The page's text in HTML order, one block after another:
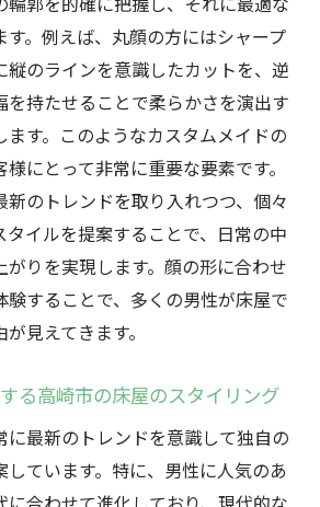
す。例えば、丸顔の方にはシャープ
縦のラインを意識したカットを、逆
を持たせることで柔らかさを演出す
ます。このようなカスタムメイドの
にとって非常に重要な要素です。
のトレンドを取り入れつつ、個々
タイルを提案することで、日常の中
がりを実現します。顔の形に合わせ
験することで、多くの男性が床屋で
見えてきます。
る高崎市の床屋のスタイリング
に最新のトレンドを意識して独自の
ています。特に、男性に人気のあ